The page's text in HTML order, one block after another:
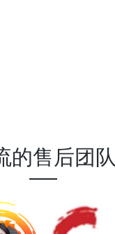
的售后团队